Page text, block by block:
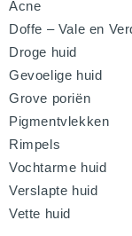
Acne
Doffe – Vale en
Droge huid
Gevoelige huid
Grove poriën
Pigmentvlekken
Rimpels
Vochtarme huid
Verslapte huid
Vette huid